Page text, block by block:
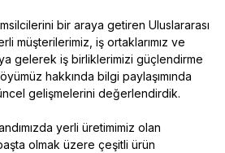
bir araya getiren Uluslararası
müşterilerimiz, iş ortaklarımız ve
gelerek iş birliklerimizi güçlendirme
hakkında bilgi paylaşımında
gelişmelerini değerlendirdik.
yerli üretimimiz olan
olmak üzere çeşitli ürün